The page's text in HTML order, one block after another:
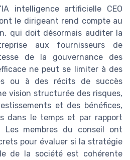
intelligence artificielle CEO
le dirigeant rend compte au
qui doit désormais auditer la
aux fournisseurs de
de la gouvernance des
ne peut se limiter à des
ou à des récits de succès
vision structurée des risques,
et des bénéfices,
dans le temps et par rapport
membres du conseil ont
pour évaluer si la stratégie
de la société est cohérente